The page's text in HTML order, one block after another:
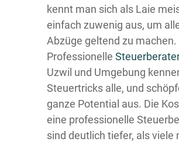
kennt man sich als Laie
einfach zuwenig aus, um
Abzüge geltend zu machen.
Professionelle
Uzwil und Umgebung
Steuertricks alle, und
ganze Potential aus. Die
eine professionelle
sind deutlich tiefer, als viele